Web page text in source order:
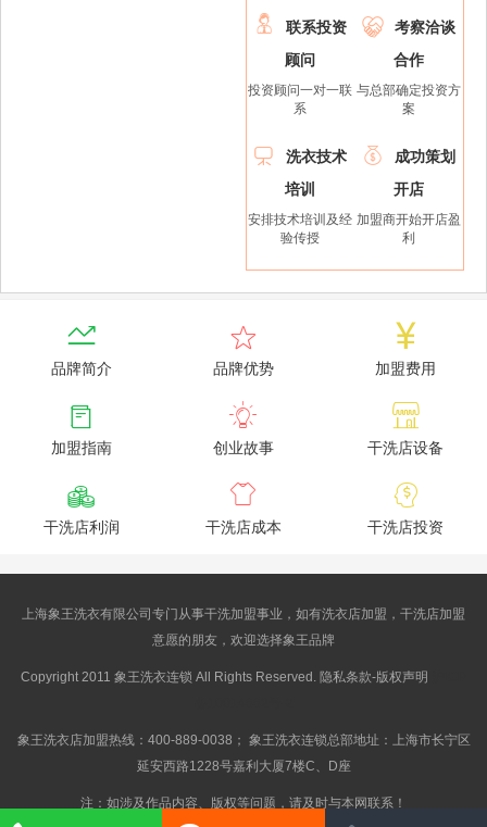

联系投资
顾问
投资顾问一对一联
系

考察洽谈
合作
与总部确定投资方
案

洗衣技术
培训
安排技术培训及经
验传授

成功策划
开店
加盟商开始开店盈
利

品牌简介

品牌优势

加盟费用

加盟指南

创业故事

干洗店设备

干洗店利润

干洗店成本

干洗店投资
上海象王洗衣有限公司专门从事干洗加盟事业，如有洗衣店加盟，干洗店加盟
意愿的朋友，欢迎选择象王品牌
Copyright 2011 象王洗衣连锁 All Rights Reserved. 隐私条款-版权声明
象王洗衣店加盟热线：400-889-0038； 象王洗衣连锁总部地址：上海市长宁区
延安西路1228号嘉利大厦7楼C、D座
注：如涉及作品内容、版权等问题，请及时与本网联系！